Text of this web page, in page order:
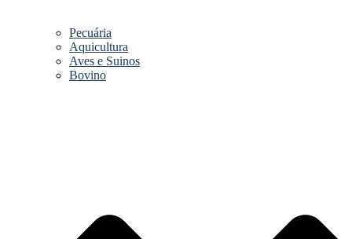
Pecuária
Aquicultura
Aves e Suinos
Bovino